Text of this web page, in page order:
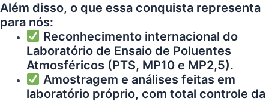
Além disso, o que essa conquista representa
para nós:
Reconhecimento internacional do
Laboratório de Ensaio de Poluentes
Atmosféricos (PTS, MP10 e MP2,5).
Amostragem e análises feitas em
laboratório próprio, com total controle da